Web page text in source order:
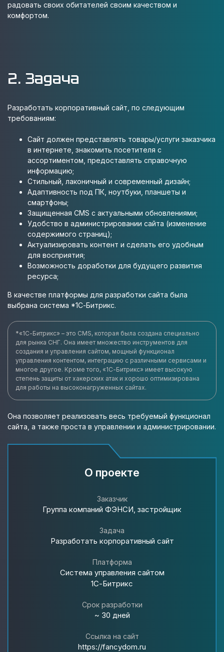
радовать своих обитателей своим качеством и
комфортом.
2. Задача
Разработать корпоративный сайт, по следующим
требованиям:
Сайт должен представлять товары/услуги заказчика
в интернете, знакомить посетителя с
ассортиментом, предоставлять справочную
информацию;
Стильный, лаконичный и современный дизайн;
Адаптивность под ПК, ноутбуки, планшеты и
смартфоны;
Защищенная CMS с актуальными обновлениями;
Удобство в администрировании сайта (изменение
содержимого страниц);
Актуализировать контент и сделать его удобным
для восприятия;
Возможность доработки для будущего развития
ресурса;
В качестве платформы для разработки сайта была
выбрана система *1С-Битрикс.
*«1С-Битрикс» – это CMS, которая была создана специально
для рынка СНГ. Она имеет множество инструментов для
создания и управления сайтом, мощный функционал
управления контентом, интеграцию с различными сервисами и
многое другое. Кроме того, «1С-Битрикс» имеет высокую
степень защиты от хакерских атак и хорошо оптимизирована
для работы на высоконагруженных сайтах.
Она позволяет реализовать весь требуемый функционал
сайта, а также проста в управлении и администрировании.
О проекте
Заказчик
Группа компаний ФЭНСИ, застройщик
Задача
Разработать корпоративный сайт
Платформа
Система управления сайтом
1С-Битрикс
Срок разработки
~ 30 дней
Ссылка на сайт
https://fancydom.ru